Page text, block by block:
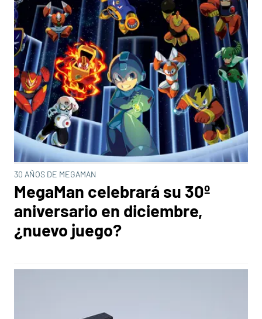
30 AÑOS DE MEGAMAN
MegaMan celebrará su 30º
aniversario en diciembre,
¿nuevo juego?